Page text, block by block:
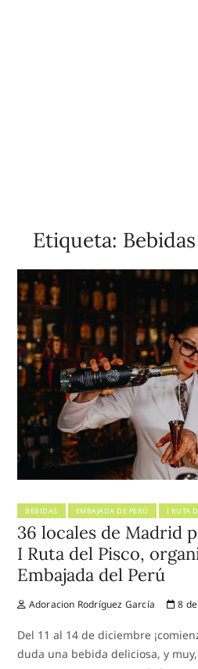
Etiqueta: Bebidas
BEBIDAS EMBAJADA DE PERÚ I RUTA
36 locales de Madrid
I Ruta del Pisco,
Embajada del Perú
Adoracion Rodríguez García 8
Del 11 al 14 de diciembre
duda una bebida deliciosa, y